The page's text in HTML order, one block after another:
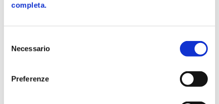
completa.
delNecessario
Preferenze